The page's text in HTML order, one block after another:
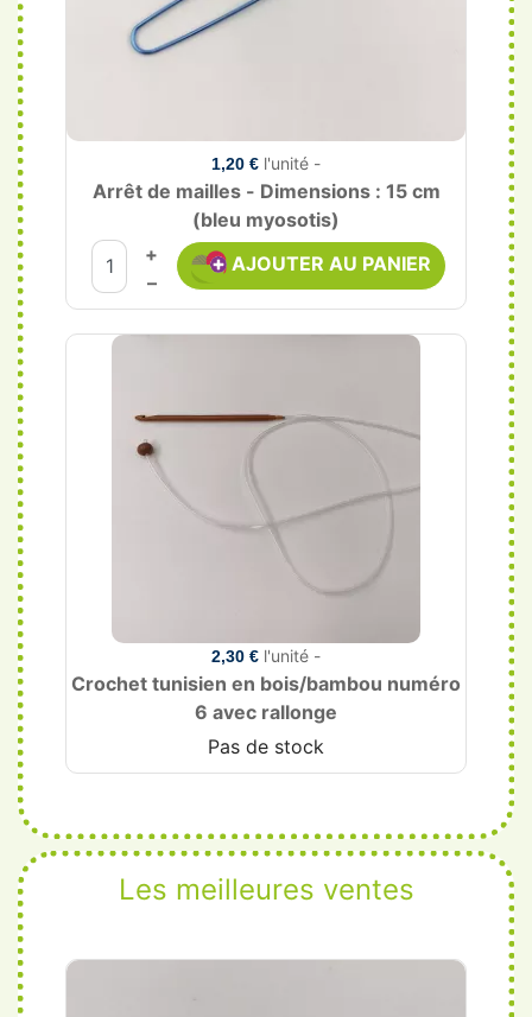
1,20 € l'unité -
Arrêt de mailles - Dimensions : 15 cm
(bleu myosotis)
+
–
AJOUTER AU PANIER
2,30 € l'unité -
Crochet tunisien en bois/bambou numéro
6 avec rallonge
Pas de stock
Les meilleures ventes